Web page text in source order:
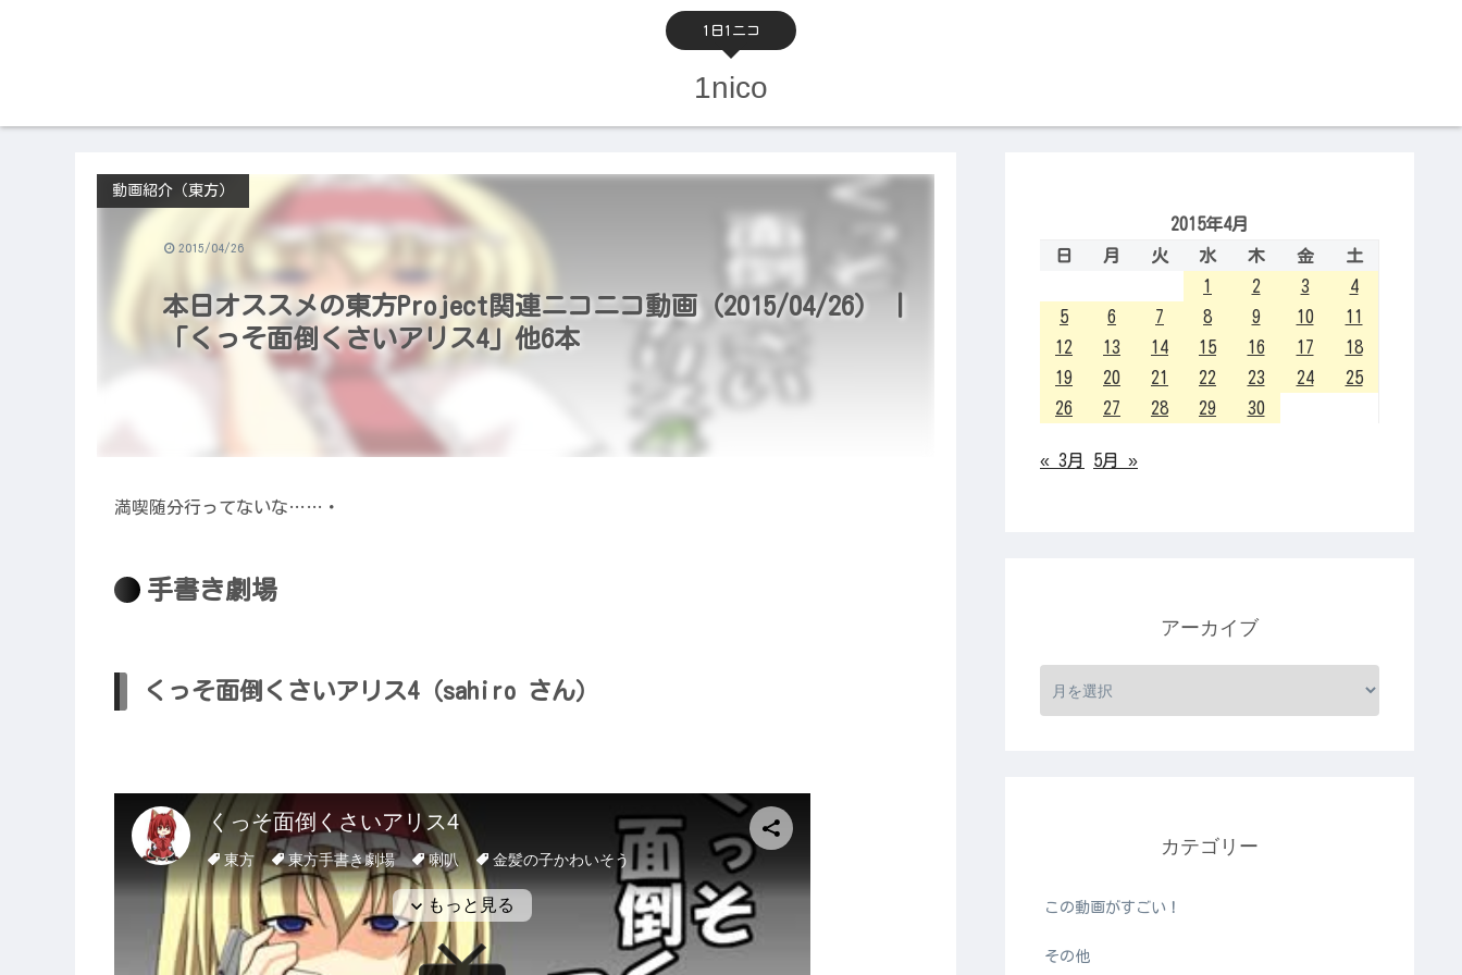
1日1ニコ
1nico
本日オススメの東方Project関連ニコニコ動画（2015/04/26） |
「くっそ面倒くさいアリス4」他6本
動画紹介（東方）
2015/04/26
満喫随分行ってないな……・
手書き劇場
くっそ面倒くさいアリス4（sahiro さん）
2015年4月
日
月 火 水 木 金
土
1
2 3
4
5
6 7 8 9 10
11
12
13 14 15 16 17
18
19
20 21 22 23 24
25
26
27 28 29 30
« 3月 5月 »
アーカイブ
カテゴリー
この動画がすごい！
その他